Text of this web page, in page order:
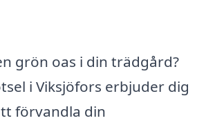
grön oas i din trädgård?
i Viksjöfors erbjuder dig
förvandla din